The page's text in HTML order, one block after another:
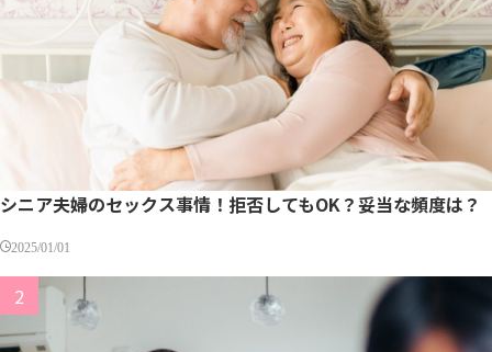
シニア夫婦のセックス事情！拒否してもOK？妥当な頻度は？
2025/01/01